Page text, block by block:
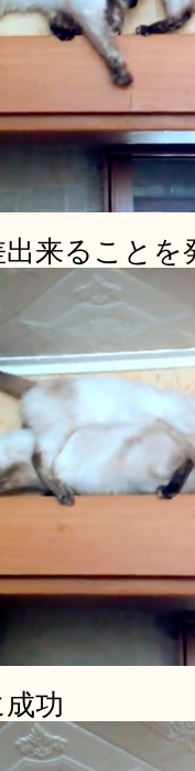
来ることを
功